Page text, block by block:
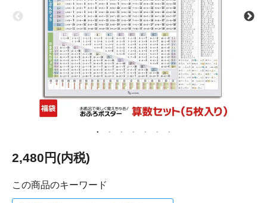
2,480円(内税)
この商品のキーワード